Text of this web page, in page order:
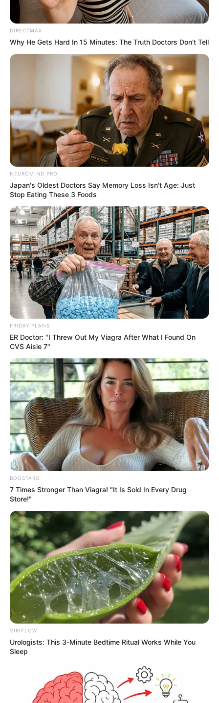
DIRECTMAX
Why He Gets Hard In 15 Minutes: The Truth Doctors Don't Tell
NEUROMIND PRO
Japan's Oldest Doctors Say Memory Loss Isn't Age: Just
Stop Eating These 3 Foods
FRIDAY PLANS
ER Doctor: "I Threw Out My Viagra After What I Found On
CVS Aisle 7"
BOOSTARO
7 Times Stronger Than Viagra! "It Is Sold In Every Drug
Store!"
VIRIFLOW
Urologists: This 3-Minute Bedtime Ritual Works While You
Sleep